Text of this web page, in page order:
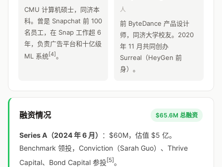
CMU 计算机硕士，同济本
科。曾是 Snapchat 前 100
名员工，在 Snap 工作超 6
年，负责广告平台和十亿级
ML 系统[4]。
人
前 ByteDance 产品设计
师，同济大学校友。2020
年 11 月共同创办
Surreal（HeyGen 前
身）。
融资情况 $65.6M 总融资
Series A（2024 年 6 月）
：$60M，估值 $5 亿。
Benchmark 领投，Conviction（Sarah Guo）、Thrive
Capital、Bond Capital 参投[5]。